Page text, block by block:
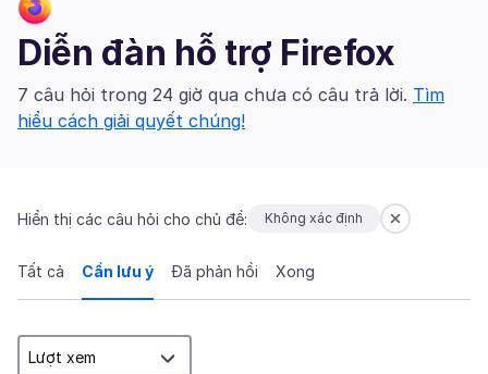
Diễn đàn hỗ trợ Firefox
7 câu hỏi trong 24 giờ qua chưa có câu trả lời. Tìm
hiểu cách giải quyết chúng!
Hiển thị các câu hỏi cho chủ đề: Không xác định
Tất cả Cần lưu ý Đã phản hồi Xong